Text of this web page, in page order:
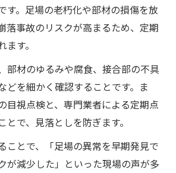
す。足場の老朽化や部材の損傷を放
落事故のリスクが高まるため、定期
す。
部材のゆるみや腐食、接合部の不具
どを細かく確認することです。ま
目視点検と、専門業者による定期点
で、見落としを防ぎます。
ことで、「足場の異常を早期発見で
が減少した」といった現場の声が多